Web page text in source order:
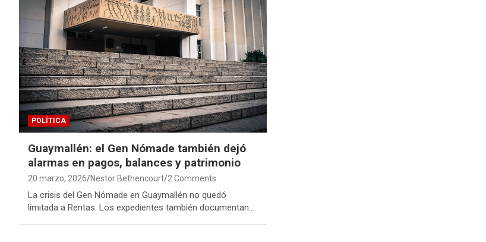
POLÍTICA
Guaymallén: el Gen Nómade también dejó
alarmas en pagos, balances y patrimonio
20 marzo, 2026 Nestor Bethencourt 2 Comments
La crisis del Gen Nómade en Guaymallén no quedó
limitada a Rentas. Los expedientes también documentan…